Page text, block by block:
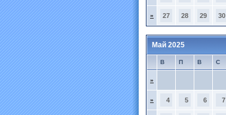
» 27 28 29 30
Май 2025
В П В С
»
» 4 5 6 7